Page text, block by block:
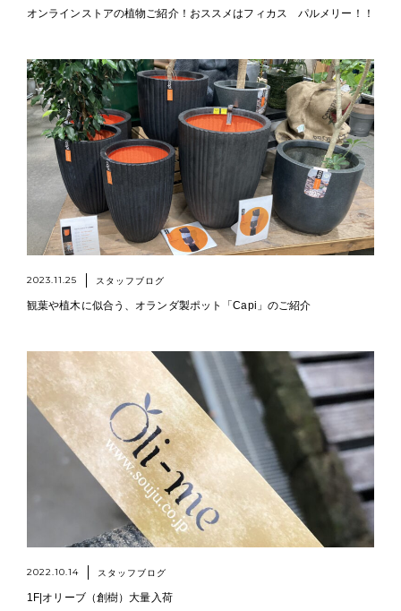
オンラインストアの植物ご紹介！おススメはフィカス パルメリー！！
2023.11.25 スタッフブログ
観葉や植木に似合う、オランダ製ポット「Capi」のご紹介
2022.10.14 スタッフブログ
1F|オリーブ（創樹）大量入荷